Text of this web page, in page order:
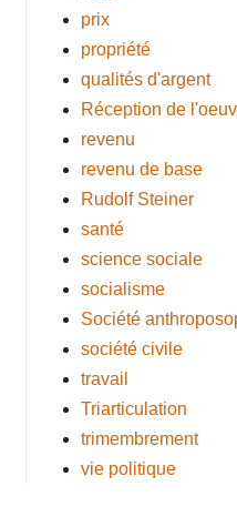
prix
propriété
qualités d'argent
Réception de
revenu
revenu de base
Rudolf Steiner
santé
science sociale
socialisme
Société
société civile
travail
Triarticulation
trimembrement
vie politique